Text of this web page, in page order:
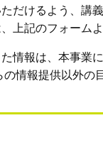
だけるよう、講
上記のフォーム
情報は、本事業
情報提供以外の